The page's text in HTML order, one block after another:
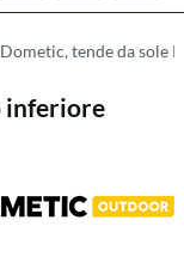
tende da sole
inferiore